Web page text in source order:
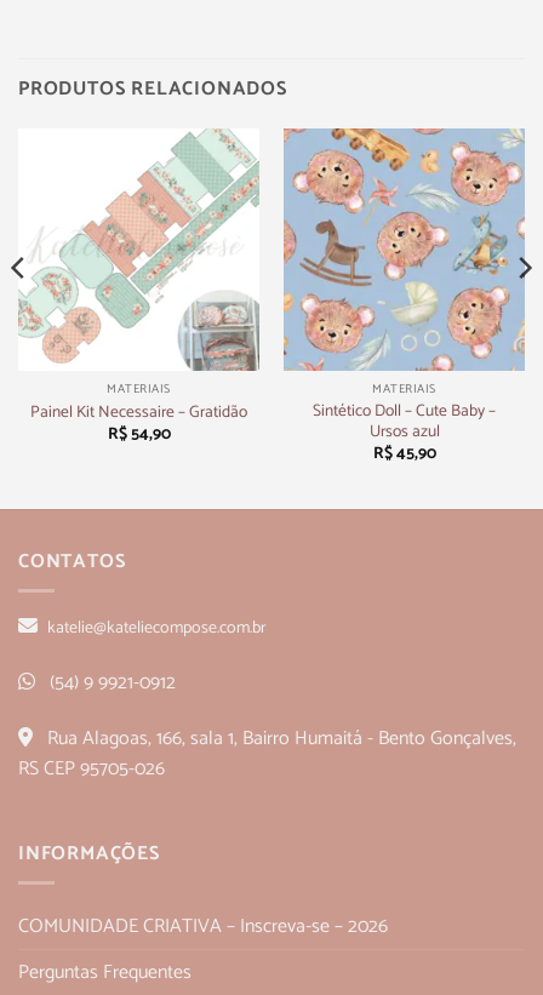
PRODUTOS RELACIONADOS
MATERIAIS
Painel Kit Necessaire – Gratidão
R$54,90
MATERIAIS
Sintético Doll – Cute Baby –
Ursos azul
R$45,90
CONTATOS
katelie@kateliecompose.com.br
(54) 9 9921-0912
Rua Alagoas, 166, sala 1, Bairro Humaitá - Bento Gonçalves,
RS CEP 95705-026
INFORMAÇÕES
COMUNIDADE CRIATIVA – Inscreva-se – 2026
Perguntas Frequentes